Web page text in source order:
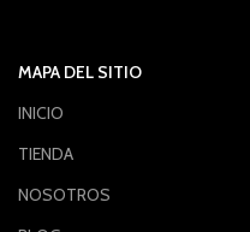
MAPA DEL SITIO
INICIO
TIENDA
NOSOTROS